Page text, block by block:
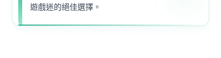
遊戲迷的絕佳選擇。